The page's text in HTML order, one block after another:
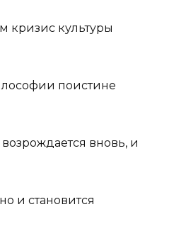
кризис культуры
поистине
вновь, и
и становится